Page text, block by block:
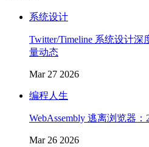
系统设计
Twitter/Timeline 系统设计
量动态
Mar 27 2026
编程人生
WebAssembly 逃离浏览器
Mar 26 2026